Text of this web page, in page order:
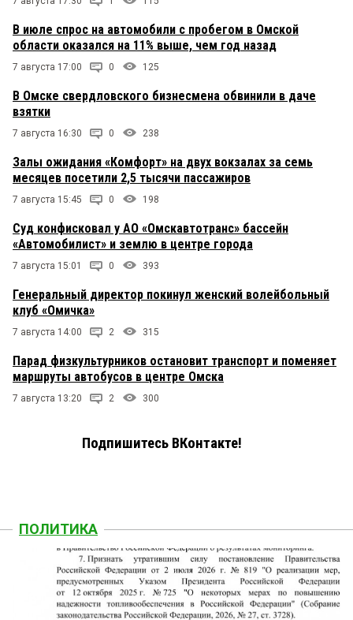
В июле спрос на автомобили с пробегом в Омской
области оказался на 11% выше, чем год назад
7 августа 17:00 0 125
В Омске свердловского бизнесмена обвинили в даче
взятки
7 августа 16:30 0 238
Залы ожидания «Комфорт» на двух вокзалах за семь
месяцев посетили 2,5 тысячи пассажиров
7 августа 15:45 0 198
Суд конфисковал у АО «Омскавтотранс» бассейн
«Автомобилист» и землю в центре города
7 августа 15:01 0 393
Генеральный директор покинул женский волейбольный
клуб «Омичка»
7 августа 14:00 2 315
Парад физкультурников остановит транспорт и поменяет
маршруты автобусов в центре Омска
7 августа 13:20 2 300
Подпишитесь ВКонтакте!
ПОЛИТИКА